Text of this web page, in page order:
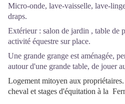
Micro-onde, lave-vaisselle, lave-
draps.
Extérieur : salon de jardin , table de
activité équestre sur place.
Une grande grange est aménagée,
autour d'une grande table, de jouer
Logement mitoyen aux
cheval et stages d'équitation à la